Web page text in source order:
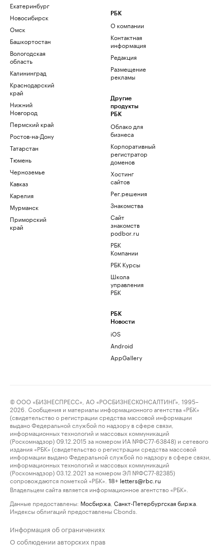
Екатеринбург
Новосибирск
Омск
Башкортостан
Вологодская
область
Калининград
Краснодарский
край
Нижний
Новгород
Пермский край
Ростов-на-Дону
Татарстан
Тюмень
Черноземье
Кавказ
Карелия
Мурманск
Приморский
край
РБК
О компании
Контактная
информация
Редакция
Размещение
рекламы
Другие
продукты
РБК
Облако для
бизнеса
Корпоративный
регистратор
доменов
Хостинг
сайтов
Рег.решения
Знакомства
Сайт
знакомств
podbor.ru
РБК
Компании
РБК Курсы
Школа
управления
РБК
РБК
Новости
iOS
Android
AppGallery
© ООО «БИЗНЕСПРЕСС», АО «РОСБИЗНЕСКОНСАЛТИНГ», 1995–
2026. Сообщения и материалы информационного агентства «РБК»
(свидетельство о регистрации средства массовой информации
выдано Федеральной службой по надзору в сфере связи,
информационных технологий и массовых коммуникаций
(Роскомнадзор) 09.12.2015 за номером ИА №ФС77-63848) и сетевого
издания «РБК» (свидетельство о регистрации средства массовой
информации выдано Федеральной службой по надзору в сфере связи,
информационных технологий и массовых коммуникаций
(Роскомнадзор) 03.12.2021 за номером ЭЛ №ФС77-82385)
сопровождаются пометкой «РБК».
18+ letters@rbc.ru
Владельцем сайта является информационное агентство «РБК».
Данные предоставлены: Мосбиржа Санкт-Петербургская биржа
Индексы облигаций предоставлены Cbonds.
Информация об ограничениях
О соблюдении авторских прав